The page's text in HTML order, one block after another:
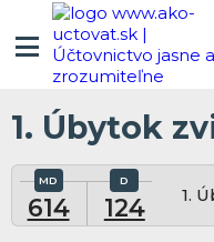
1. Úbytok
614 124 1.